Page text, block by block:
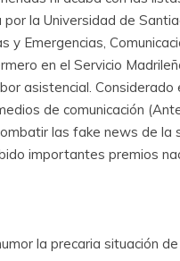
la Universidad de
Emergencias,
en el Servicio
asistencial.
de comunicación
las fake news de la
importantes premios
la precaria situación